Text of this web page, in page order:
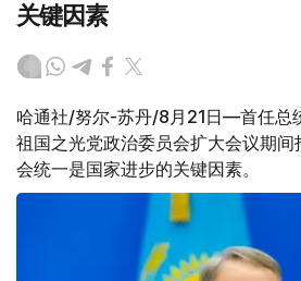
关键因素
哈通社/努尔-苏丹/8月21日—首任总
祖国之光党政治委员会扩大会议期
会统一是国家进步的关键因素。